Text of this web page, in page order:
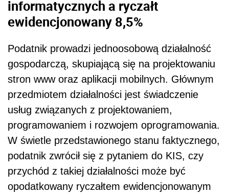
informatycznych a ryczałt
ewidencjonowany 8,5%
Podatnik prowadzi jednoosobową działalność
gospodarczą, skupiającą się na projektowaniu
stron www oraz aplikacji mobilnych. Głównym
przedmiotem działalności jest świadczenie
usług związanych z projektowaniem,
programowaniem i rozwojem oprogramowania.
W świetle przedstawionego stanu faktycznego,
podatnik zwrócił się z pytaniem do KIS, czy
przychód z takiej działalności może być
opodatkowany ryczałtem ewidencjonowanym